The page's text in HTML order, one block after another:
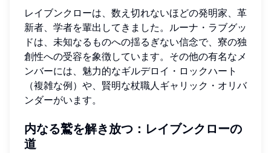
レイブンクローは、数え切れないほどの発明家、革
新者、学者を輩出してきました。ルーナ・ラブグッ
ドは、未知なるものへの揺るぎない信念で、寮の独
創性への受容を象徴しています。その他の有名なメ
ンバーには、魅力的なギルデロイ・ロックハート
（複雑な例）や、賢明な杖職人ギャリック・オリバ
ンダーがいます。
内なる鷲を解き放つ：レイブンクローの
道